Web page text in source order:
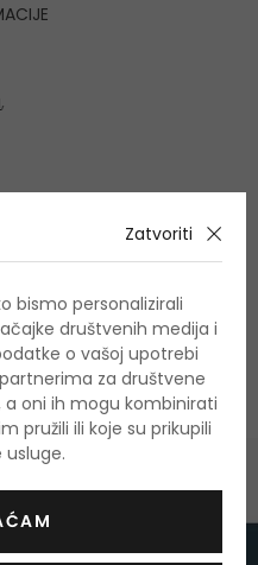
,
Water
Zatvoriti
bismo personalizirali
društvenih medija i
o vašoj upotrebi
za društvene
a oni ih mogu kombinirati
pružili ili koje su prikupili